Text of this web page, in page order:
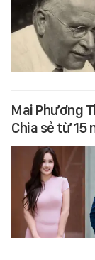
Mai Phương
Chia sẻ từ